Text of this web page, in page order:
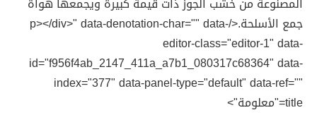
جمع الأسلحة.</p></div>" data-denotation-char="" data-
editor-class="editor-1" data-
id="f956f4ab_2147_411a_a7b1_080317c68364" data-
index="377" data-panel-type="default" data-ref=""
title="معلومة">